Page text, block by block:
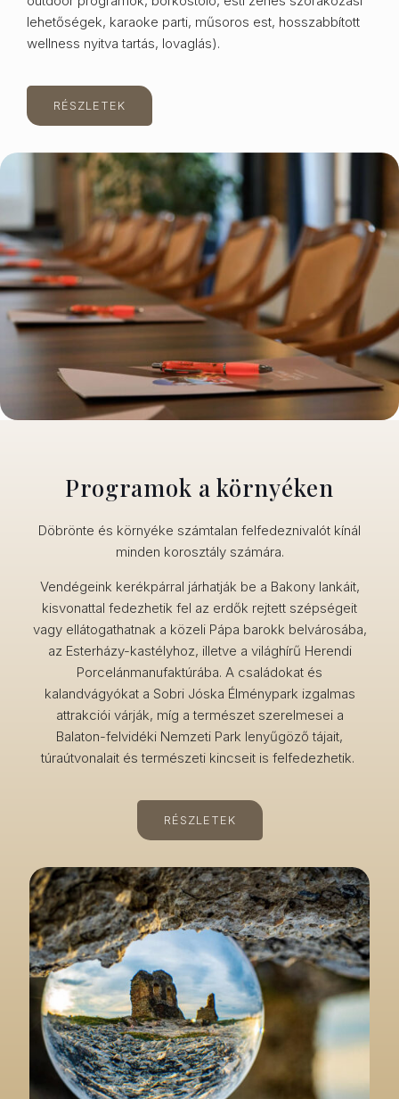
lehetőségek, karaoke parti, műsoros est, hosszabbított
wellness nyitva tartás, lovaglás).
RÉSZLETEK
Programok a környéken
Döbrönte és környéke számtalan felfedeznivalót kínál
minden korosztály számára.
Vendégeink kerékpárral járhatják be a Bakony lankáit,
kisvonattal fedezhetik fel az erdők rejtett szépségeit
vagy ellátogathatnak a közeli Pápa barokk belvárosába,
az Esterházy-kastélyhoz, illetve a világhírű Herendi
Porcelánmanufaktúrába. A családokat és
kalandvágyókat a Sobri Jóska Élménypark izgalmas
attrakciói várják, míg a természet szerelmesei a
Balaton-felvidéki Nemzeti Park lenyűgöző tájait,
túraútvonalait és természeti kincseit is felfedezhetik.
RÉSZLETEK